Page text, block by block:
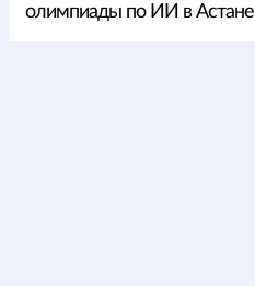
олимпиады по ИИ в Астане